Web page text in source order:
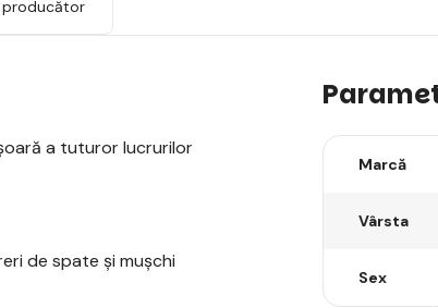
producător
a tuturor lucrurilor
de spate și mușchi
Marcă
Vârsta
Sex